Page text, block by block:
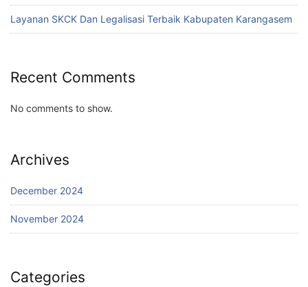
Layanan SKCK Dan Legalisasi Terbaik Kabupaten Karangasem
Recent Comments
No comments to show.
Archives
December 2024
November 2024
Categories